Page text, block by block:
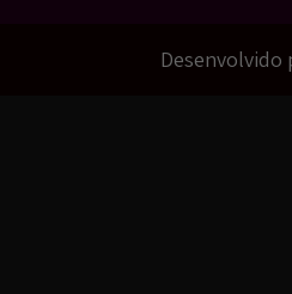
Desenvolvido